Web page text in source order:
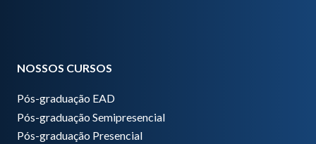
NOSSOS CURSOS
Pós-graduação EAD
Pós-graduação Semipresencial
Pós-graduação Presencial